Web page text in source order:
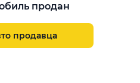
продан
продавца